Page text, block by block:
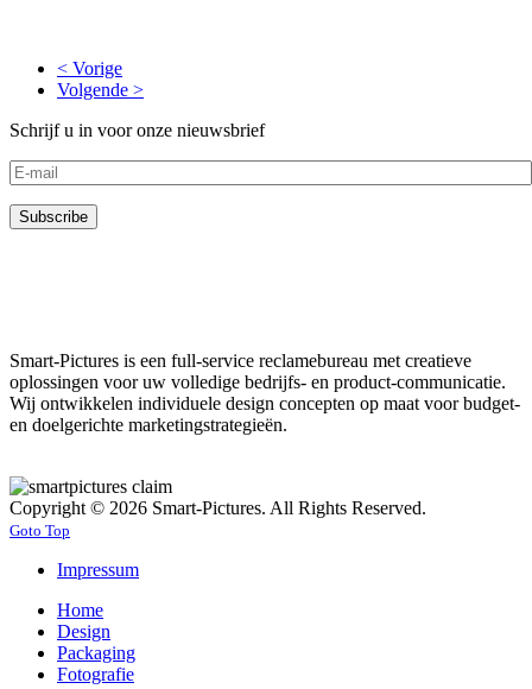
< Vorige
Volgende >
Schrijf u in voor onze nieuwsbrief
Smart-Pictures is een full-service reclamebureau met creatieve
oplossingen voor uw volledige bedrijfs- en product-communicatie.
Wij ontwikkelen individuele design concepten op maat voor budget-
en doelgerichte marketingstrategieën.
Copyright © 2026 Smart-Pictures. All Rights Reserved.
Goto Top
Impressum
Home
Design
Packaging
Fotografie